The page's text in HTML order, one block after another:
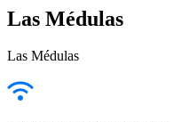
Las Médulas
Las Médulas